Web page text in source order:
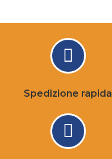
Spedizione rapida